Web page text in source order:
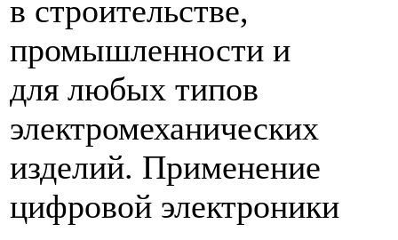
в строительстве,
промышленности и
для любых типов
электромеханических
изделий. Применение
цифровой электроники